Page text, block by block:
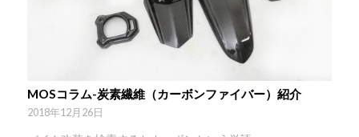
MOSコラム-炭素繊維（カーボンファイバー）紹介
2018年12月26日